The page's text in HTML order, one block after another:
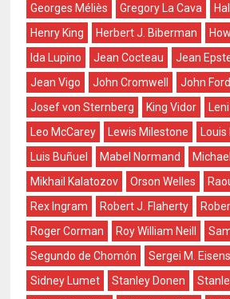
Georges Méliès
Gregory La Cava
Henry King
Herbert J. Biberman
Ida Lupino
Jean Cocteau Jean
Jean Vigo
John Cromwell John Ford
Josef von Sternberg
King Vidor
Leo McCarey
Lewis Milestone
Luis Buñuel
Mabel Normand
Mikhail Kalatozov
Orson Welles
Rex Ingram
Robert J. Flaherty
Roger Corman
Roy William Neill
Segundo de Chomón
Sergei M.
Sidney Lumet
Stanley Donen